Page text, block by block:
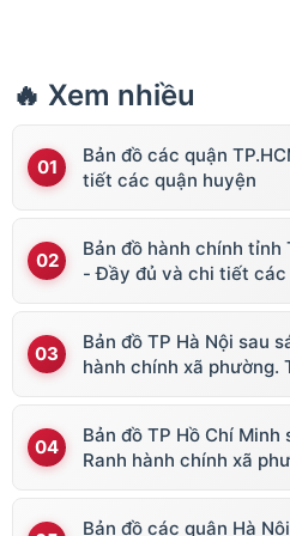
🔥 Xem nhiều
Bản đồ các quận
tiết các quận huyện
Bản đồ hành chính
- Đầy đủ và chi tiết các
Bản đồ TP Hà Nội sau
hành chính xã phường.
Bản đồ TP Hồ Chí
Ranh hành chính xã
Bản đồ các quận Hà